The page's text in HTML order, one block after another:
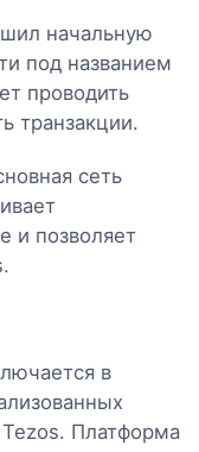
начальную
под названием
проводить
транзакции.
сеть
и позволяет
в
Платформа